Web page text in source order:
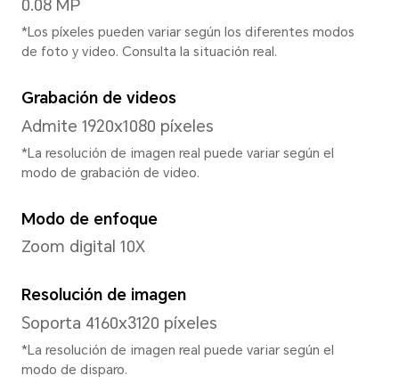
Procesador
MediaTek Helio G81
Tipo de CPU
Octa-core